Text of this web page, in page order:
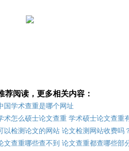
荐阅读，更多相关内容：
国学术查重是哪个网址
术怎么硕士论文查重 学术硕士论文查重
以检测论文的网站 论文检测网站收费吗
文查重哪些查不到 论文查重都查哪些部